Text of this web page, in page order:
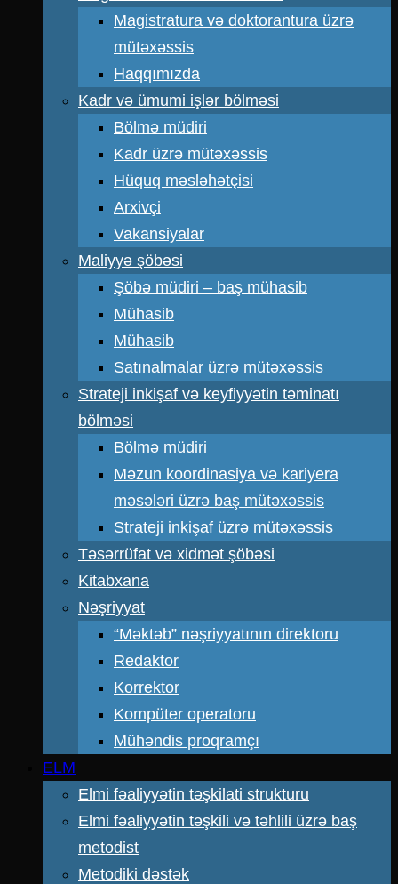
Magistratura və doktorantura üzrə
mütəxəssis
Haqqımızda
Kadr və ümumi işlər bölməsi
Bölmə müdiri
Kadr üzrə mütəxəssis
Hüquq məsləhətçisi
Arxivçi
Vakansiyalar
Maliyyə şöbəsi
Şöbə müdiri – baş mühasib
Mühasib
Mühasib
Satınalmalar üzrə mütəxəssis
Strateji inkişaf və keyfiyyətin təminatı
bölməsi
Bölmə müdiri
Məzun koordinasiya və kariyera
məsələri üzrə baş mütəxəssis
Strateji inkişaf üzrə mütəxəssis
Təsərrüfat və xidmət şöbəsi
Kitabxana
Nəşriyyat
“Məktəb” nəşriyyatının direktoru
Redaktor
Korrektor
Kompüter operatoru
Mühəndis proqramçı
ELM
Elmi fəaliyyətin təşkilati strukturu
Elmi fəaliyyətin təşkili və təhlili üzrə baş
metodist
Metodiki dəstək